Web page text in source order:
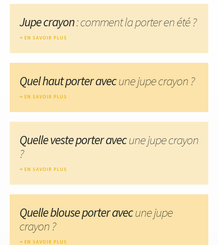
Jupe crayon: comment la porter en été ?
EN SAVOIR PLUS
Quel haut porter avecune jupe crayon ?
EN SAVOIR PLUS
Quelle veste porter avecune jupe crayon
?
EN SAVOIR PLUS
Quelle blouse porter avecune jupe
crayon ?
EN SAVOIR PLUS